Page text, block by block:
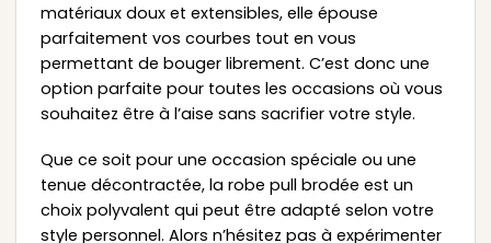
matériaux doux et extensibles, elle épouse
parfaitement vos courbes tout en vous
permettant de bouger librement. C’est donc une
option parfaite pour toutes les occasions où vous
souhaitez être à l’aise sans sacrifier votre style.
Que ce soit pour une occasion spéciale ou une
tenue décontractée, la robe pull brodée est un
choix polyvalent qui peut être adapté selon votre
style personnel. Alors n’hésitez pas à expérimenter